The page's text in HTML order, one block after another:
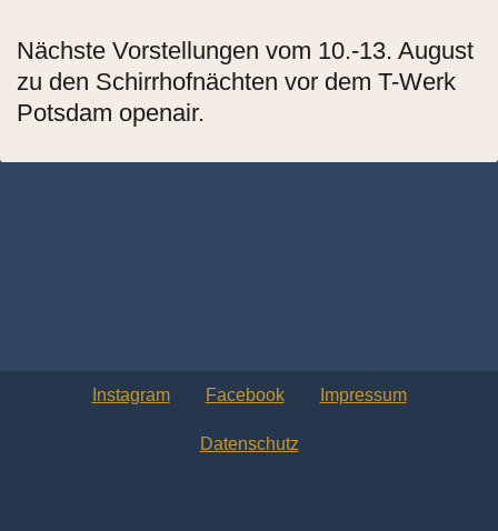
Nächste Vorstellungen vom 10.-13. August
zu den Schirrhofnächten vor dem T-Werk
Potsdam openair.
Instagram Facebook Impressum
Datenschutz